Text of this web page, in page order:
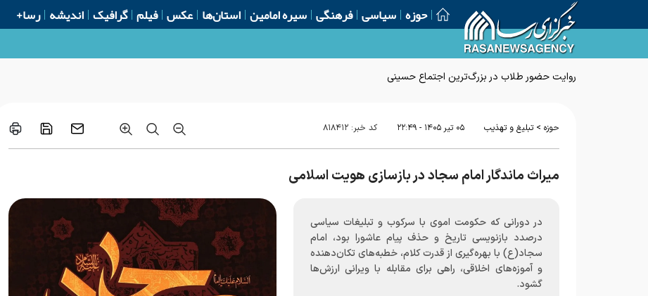
حوزه سیاسی فرهنگی سیره امامین استان‌ها عکس فیلم گرافیک اندیشه رسا+
روایت حضور طلاب در بزرگ‌ترین اجتماع حسینی
حوزه > تبلیغ و تهذیب ۰۵ تير ۱۴۰۵ - ۲۲:۴۹ کد خبر: ۸۱۸۴۱۲
میراث ماندگار امام سجاد در بازسازی هویت اسلامی
در دورانی که حکومت اموی با سرکوب و تبلیغات سیاسی
درصدد بازنویسی تاریخ و حذف پیام عاشورا بود، امام
سجاد(ع) با بهره‌گیری از قدرت کلام، خطبه‌های تکان‌دهنده
و آموزه‌های اخلاقی، راهی برای مقابله با ویرانی ارزش‌ها
گشود.